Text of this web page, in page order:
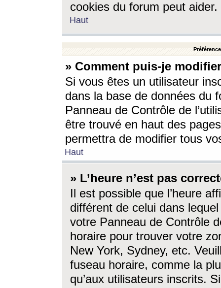
cookies du forum peut aider.
Haut
» Comment puis-je
Si vous êtes un utilisateur
dans la base de données du
Panneau de Contrôle de
être trouvé en haut des
permettra de modifier tous
Haut
» L’heure n’est pas
Il est possible que l’heure
différent de celui dans
votre Panneau de Contrôle
horaire pour trouver votre
New York, Sydney, etc.
fuseau horaire, comme la
qu’aux utilisateurs inscrits.